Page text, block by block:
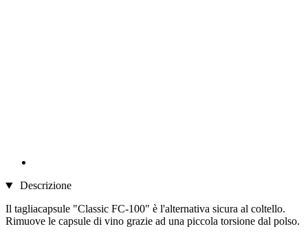
Descrizione
Il tagliacapsule "Classic FC-100" è l'alternativa sicura al coltello.
Rimuove le capsule di vino grazie ad una piccola torsione dal polso.